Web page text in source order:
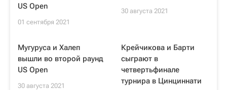
US Open
01 сентября 2021
30 августа 2021
Мугуруса и Халеп
вышли во второй раунд
US Open
30 августа 2021
Крейчикова и Барти
сыграют в
четвертьфинале
турнира в Цинциннати